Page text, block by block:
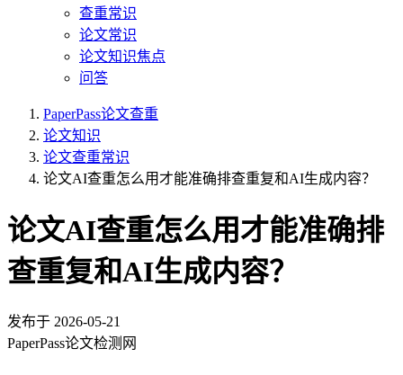
查重常识
论文常识
论文知识焦点
问答
PaperPass论文查重
论文知识
论文查重常识
论文AI查重怎么用才能准确排查重复和AI生成内容？
论文AI查重怎么用才能准确排
查重复和AI生成内容？
发布于 2026-05-21
PaperPass论文检测网